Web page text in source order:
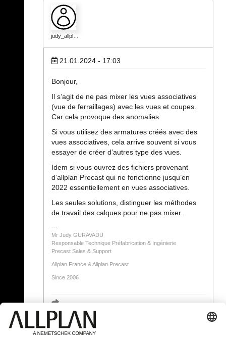
judy_allpl…
21.01.2024 - 17:03
Bonjour,
Il s’agit de ne pas mixer les vues associatives
(vue de ferraillages) avec les vues et coupes.
Car cela provoque des anomalies.
Si vous utilisez des armatures créés avec des
vues associatives, cela arrive souvent si vous
essayer de créer d’autres type des vues.
Idem si vous ouvrez des fichiers provenant
d’allplan Precast qui ne fonctionne jusqu’en
2022 essentiellement en vues associatives.
Les seules solutions, distinguer les méthodes
de travail des calques pour ne pas mixer.
Mr Judy GURAVADU
Responsable Technique Préfabrication & Ingénierie
Precast Sales & Support
Allplan France & Allplan Precast
Since 2006